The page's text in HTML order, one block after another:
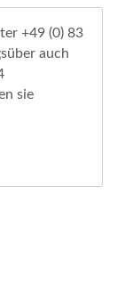
+49 (0) 83
auch
sie